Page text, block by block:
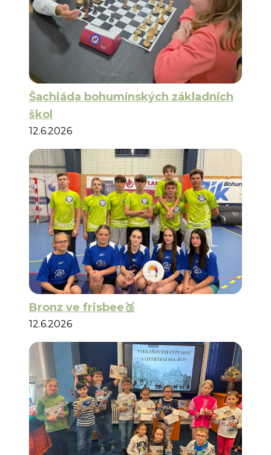
Šachiáda bohumínských základních
škol
12.6.2026
Bronz ve frisbee🥉
12.6.2026